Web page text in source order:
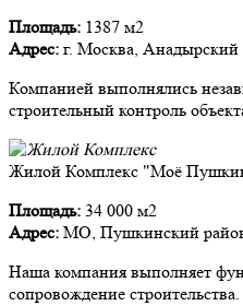
Площадь: 1387 м2
Адрес: г. Москва, Анадырский
Компанией выполнялись
строительный контроль
Жилой Комплекс "Моё
Площадь: 34 000 м2
Адрес: МО, Пушкинский
Наша компания выполняет
сопровождение